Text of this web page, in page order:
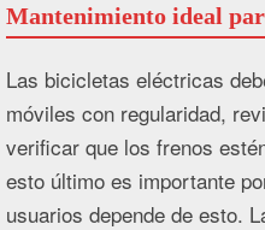
Mantenimiento ideal
Las bicicletas eléctricas
móviles con regularidad,
verificar que los frenos
esto último es importante
usuarios depende de esto.